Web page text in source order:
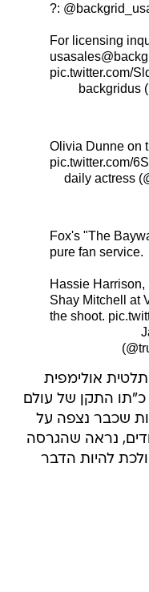
?:
For licensing
pic.twitter.com/
Olivia Dunne on
pic.twitter.com/
Fox's "The
pure fan service.
Hassie
Shay Mitchell at
the shoot.
אולימפית
התקן של עולם
שכבר נצפה על
נראה שהגרסה
להיות הדבר